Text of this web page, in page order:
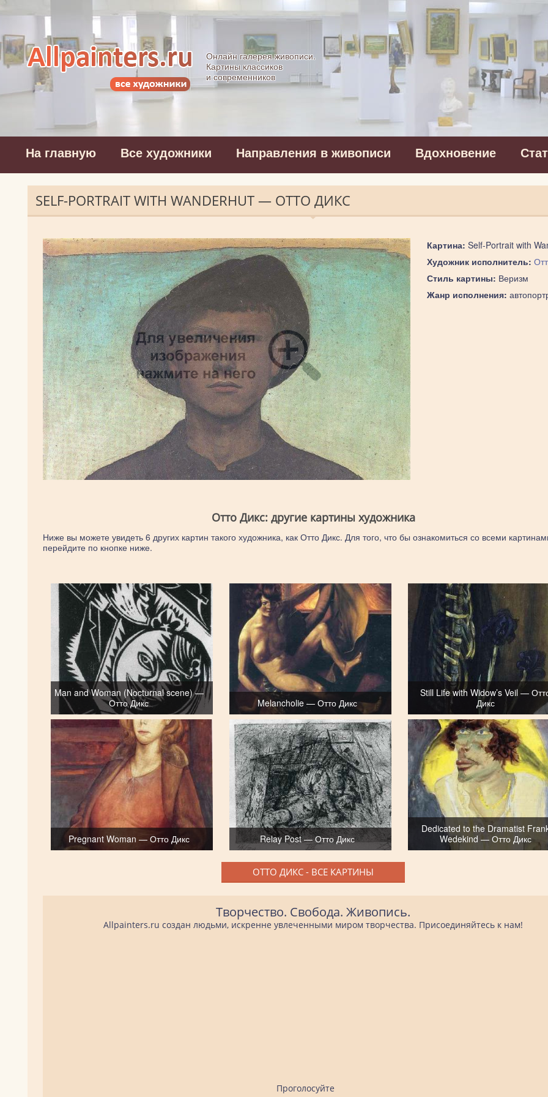
Allpainters.ru - картинная галерея
Онлайн галерея живописи.
Картины классиков
и современников
На главную Все художники Направления в живописи Вдохновение
SELF-PORTRAIT WITH WANDERHUT — ОТТО ДИКС
Картина: Self-Portrait with
Художник исполнитель:
Стиль картины: Веризм
Жанр исполнения:
Отто Дикс: другие картины художника
Ниже вы можете увидеть 6 других картин такого художника, как Отто Дикс. Для того, что бы ознакомиться со всеми
перейдите по кнопке ниже.
Man and Woman (Nocturnal scene) —
Отто Дикс
Melancholie — Отто Дикс
Still Life with Widow’s Veil —
Дикс
Pregnant Woman — Отто Дикс Relay Post — Отто Дикс
Dedicated to the Dramatist
Wedekind — Отто Дикс
ОТТО ДИКС - ВСЕ КАРТИНЫ
Творчество. Свобода. Живопись.
Allpainters.ru создан людьми, искренне увлеченными миром творчества. Присоединяйтесь к нам!
Проголосуйте